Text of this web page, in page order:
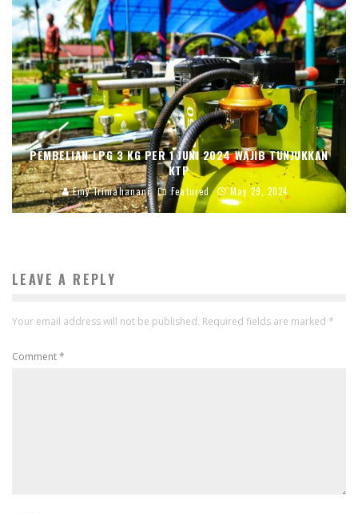
PEMBELIAN LPG 3 KG PER 1 JUNI 2024 WAJIB TUNJUKKAN
KTP
Emy Trimahanani Featured May 29, 2024
LEAVE A REPLY
Your email address will not be published. Required fields are marked *
Comment*